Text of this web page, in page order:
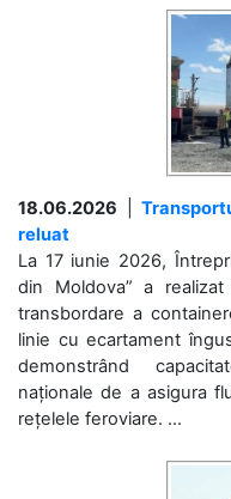
18.06.2026
reluat
La 17 iunie 2026,
din Moldova” a
transbordare a
linie cu ecartament
demonstrând
naționale de a asigura
rețelele feroviare. ...